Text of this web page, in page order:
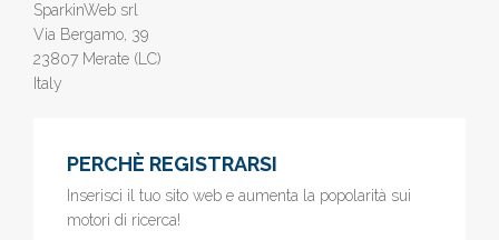
SparkinWeb srl
Via Bergamo, 39
23807 Merate (LC)
Italy
PERCHÈ REGISTRARSI
Inserisci il tuo sito web e aumenta la popolarità sui
motori di ricerca!